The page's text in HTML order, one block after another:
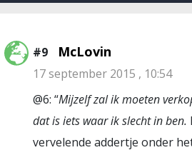
#9 McLovin
17 september 2015 , 10:54
@6: “Mijzelf zal ik moeten
dat is iets waar ik slecht in ben.
vervelende addertje onder